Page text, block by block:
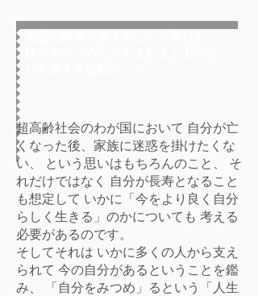
超高齢社会のわが国において 自分が亡
くなった後、家族に迷惑を掛けたくな
い、 という思いはもちろんのこと、 そ
れだけではなく 自分が長寿となること
も想定して いかに「今をより良く自分
らしく生きる」のかについても 考える
必要があるのです。
そしてそれは いかに多くの人から支え
られて 今の自分があるということを鑑
み、 「自分をみつめ」るという「人生